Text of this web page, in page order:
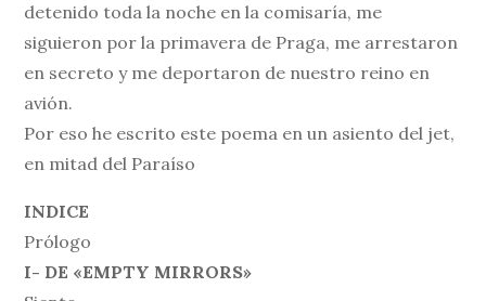
detenido toda la noche en la comisaría, me
siguieron por la primavera de Praga, me arrestaron
en secreto y me deportaron de nuestro reino en
avión.
Por eso he escrito este poema en un asiento del jet,
en mitad del Paraíso
INDICE
Prólogo
I- DE «EMPTY MIRRORS»